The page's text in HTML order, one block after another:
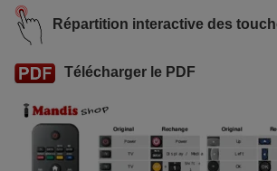
Répartition interactive des
Télécharger le PDF